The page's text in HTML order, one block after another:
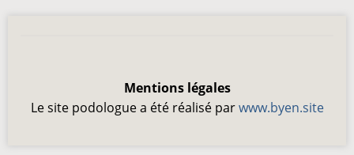
Mentions légales
Le site podologue a été réalisé parwww.byen.site